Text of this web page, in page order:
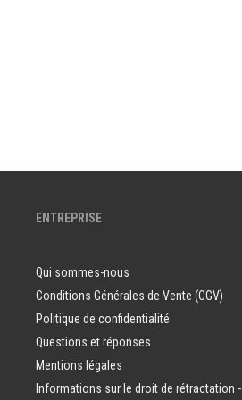
ENTREPRISE
Qui sommes-nous
Conditions Générales de Vente (CGV)
Politique de confidentialité
Questions et réponses
Mentions légales
Informations sur le droit de rétractation -